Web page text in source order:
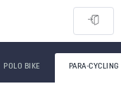
POLO BIKE PARA-CYCLING